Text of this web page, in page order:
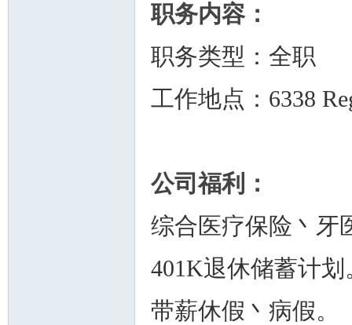
职务内容：
职务类型：全职
工作地点：6338
公司福利：
综合医疗保险丶牙
401K退休储蓄计划
带薪休假丶病假。